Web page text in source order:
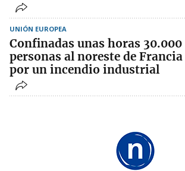
UNIÓN EUROPEA
Confinadas unas horas 30.000
personas al noreste de Francia
por un incendio industrial